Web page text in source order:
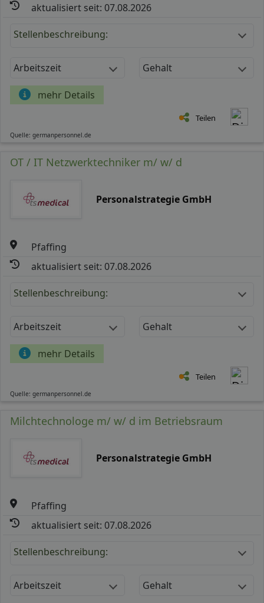
aktualisiert seit: 07.08.2026
Stellenbeschreibung:
Arbeitszeit Gehalt
mehr Details
Teilen
Quelle: germanpersonnel.de
OT / IT Netzwerktechniker m/ w/ d
Personalstrategie GmbH
Pfaffing
aktualisiert seit: 07.08.2026
Stellenbeschreibung:
Arbeitszeit Gehalt
mehr Details
Teilen
Quelle: germanpersonnel.de
Milchtechnologe m/ w/ d im Betriebsraum
Personalstrategie GmbH
Pfaffing
aktualisiert seit: 07.08.2026
Stellenbeschreibung:
Arbeitszeit Gehalt